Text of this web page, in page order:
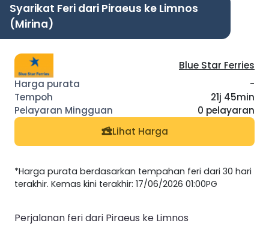
Syarikat Feri dari Piraeus ke Limnos
(Mirina)
Blue Star Ferries
-
21j 45min
0 pelayaran
Lihat Harga
*Harga purata berdasarkan tempahan feri dari 30 hari
terakhir. Kemas kini terakhir: 17/06/2026 01:00PG
Perjalanan feri dari Piraeus ke Limnos